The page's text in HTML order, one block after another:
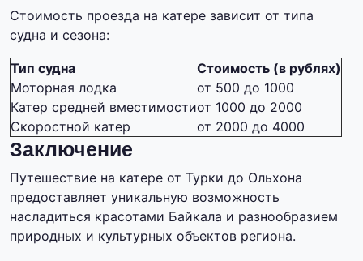
Стоимость проезда на катере зависит от типа
судна и сезона:
Тип судна
Стоимость (в рублях)
Моторная лодка
от 500 до 1000
Катер средней вместимостиот 1000 до 2000
Скоростной катер
от 2000 до 4000
Заключение
Путешествие на катере от Турки до Ольхона
предоставляет уникальную возможность
насладиться красотами Байкала и разнообразием
природных и культурных объектов региона.